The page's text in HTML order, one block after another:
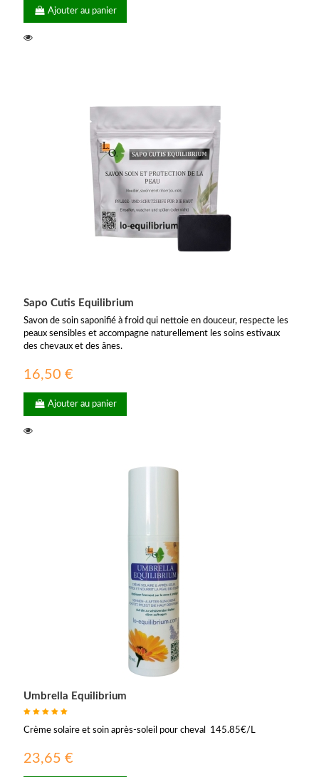
Ajouter au panier
Sapo Cutis Equilibrium
Savon de soin saponifié à froid qui nettoie en douceur, respecte les
peaux sensibles et accompagne naturellement les soins estivaux
des chevaux et des ânes.
16,50 €
Ajouter au panier
Umbrella Equilibrium
Crème solaire et soin après-soleil pour cheval 145.85€/L
23,65 €